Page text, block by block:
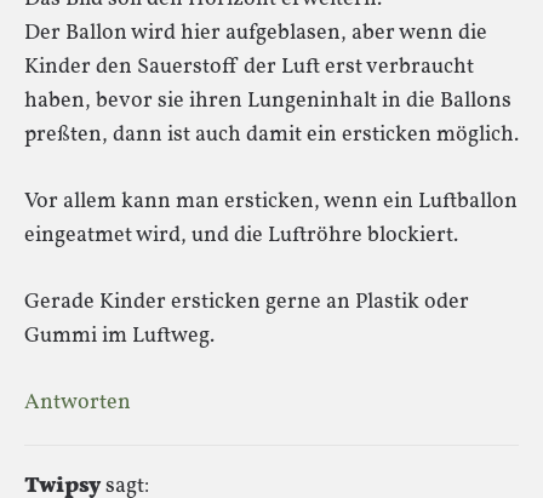
Der Ballon wird hier aufgeblasen, aber wenn die
Kinder den Sauerstoff der Luft erst verbraucht
haben, bevor sie ihren Lungeninhalt in die Ballons
preßten, dann ist auch damit ein ersticken möglich.
Vor allem kann man ersticken, wenn ein Luftballon
eingeatmet wird, und die Luftröhre blockiert.
Gerade Kinder ersticken gerne an Plastik oder
Gummi im Luftweg.
Antworten
Twipsysagt: